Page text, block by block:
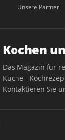
Unsere Partner
Kochen
Das Magazin für
Küche -
Kontaktieren Sie